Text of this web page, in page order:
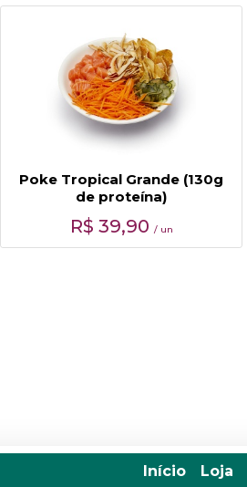
Poke Tropical Grande (130g
de proteína)
R$ 39,90 / un
Início Loja